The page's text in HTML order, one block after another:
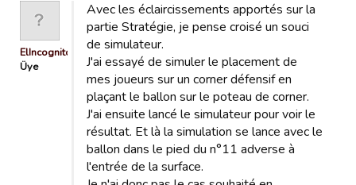
ElIncognito
Üye
Avec les éclaircissements apportés sur la
partie Stratégie, je pense croisé un souci
de simulateur.
J'ai essayé de simuler le placement de
mes joueurs sur un corner défensif en
plaçant le ballon sur le poteau de corner.
J'ai ensuite lancé le simulateur pour voir le
résultat. Et là la simulation se lance avec le
ballon dans le pied du n°11 adverse à
l'entrée de la surface.